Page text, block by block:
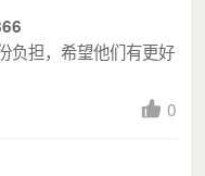
负担，希望他们有更好
0